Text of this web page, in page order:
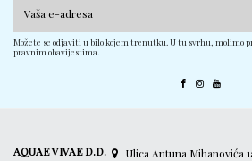
Možete se odjaviti u bilo kojem trenutku. U tu svrhu, molimo
pravnim obavijestima.
AQUAE VIVAE D.D.
Ulica Antuna Mihanovića